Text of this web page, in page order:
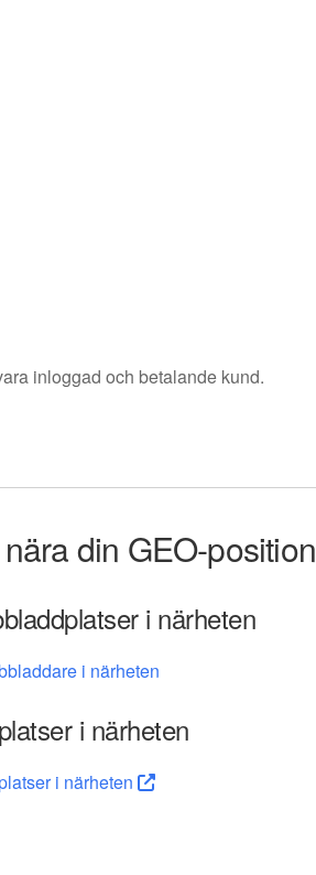
inloggad och betalande kund.
din GEO-position
i närheten
i närheten
i närheten
i närheten